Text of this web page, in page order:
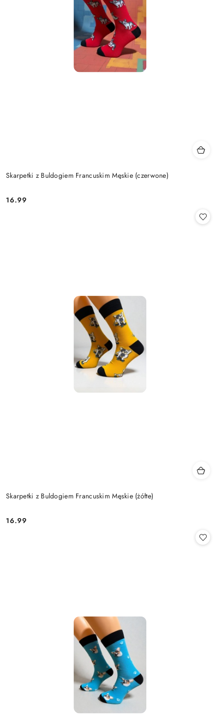
Skarpetki z Buldogiem Francuskim Męskie (czerwone)
Cena:
16.99
Skarpetki z Buldogiem Francuskim Męskie (żółte)
Cena:
16.99